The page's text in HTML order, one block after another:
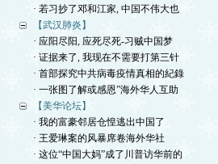
· 若习抄了邓和江家, 中国不伟大也
【武汉肺炎】
· 应阳尽阳, 应死尽死-习贼中国梦
· 证据来了, 我现在不需要打第三针
· 首部探究中共病毒疫情真相的紀錄
· 一张图了解或感恩”海外华人互助
【美华论坛】
· 我的富豪邻居仓惶逃出中国了
· 王爱琳案的风暴席卷海外华社
· 这位“中国大妈”成了川普访华前的